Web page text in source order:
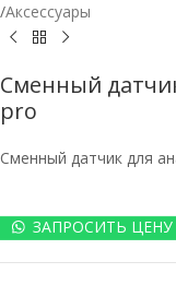
/Аксессуары
Сменный
pro
Сменный датчик для
ЗАПРОСИТЬ ЦЕНУ